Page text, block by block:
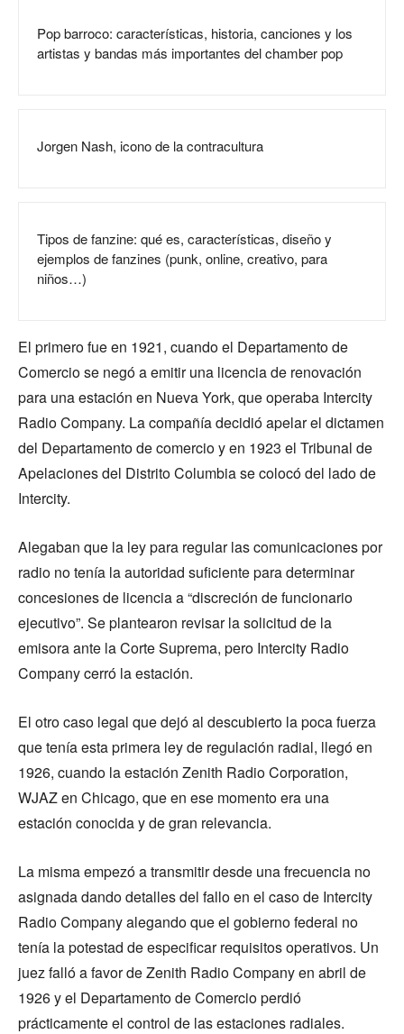
Pop barroco: características, historia, canciones y los
artistas y bandas más importantes del chamber pop
Jorgen Nash, icono de la contracultura
Tipos de fanzine: qué es, características, diseño y
ejemplos de fanzines (punk, online, creativo, para
niños…)
El primero fue en 1921, cuando el Departamento de
Comercio se negó a emitir una licencia de renovación
para una estación en Nueva York, que operaba Intercity
Radio Company. La compañía decidió apelar el dictamen
del Departamento de comercio y en 1923 el Tribunal de
Apelaciones del Distrito Columbia se colocó del lado de
Intercity.
Alegaban que la ley para regular las comunicaciones por
radio no tenía la autoridad suficiente para determinar
concesiones de licencia a “discreción de funcionario
ejecutivo”. Se plantearon revisar la solicitud de la
emisora ante la Corte Suprema, pero Intercity Radio
Company cerró la estación.
El otro caso legal que dejó al descubierto la poca fuerza
que tenía esta primera ley de regulación radial, llegó en
1926, cuando la estación Zenith Radio Corporation,
WJAZ en Chicago, que en ese momento era una
estación conocida y de gran relevancia.
La misma empezó a transmitir desde una frecuencia no
asignada dando detalles del fallo en el caso de Intercity
Radio Company alegando que el gobierno federal no
tenía la potestad de especificar requisitos operativos. Un
juez falló a favor de Zenith Radio Company en abril de
1926 y el Departamento de Comercio perdió
prácticamente el control de las estaciones radiales.